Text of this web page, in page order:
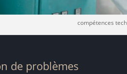
compétences
de problèmes